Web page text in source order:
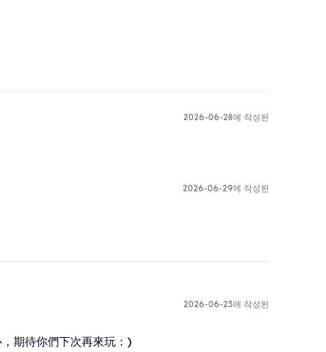
2026-06-28에 작성된
2026-06-29에 작성된
2026-06-23에 작성된
期待你們下次再來玩：)